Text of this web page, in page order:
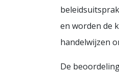
en worden de
handelwijzen
De